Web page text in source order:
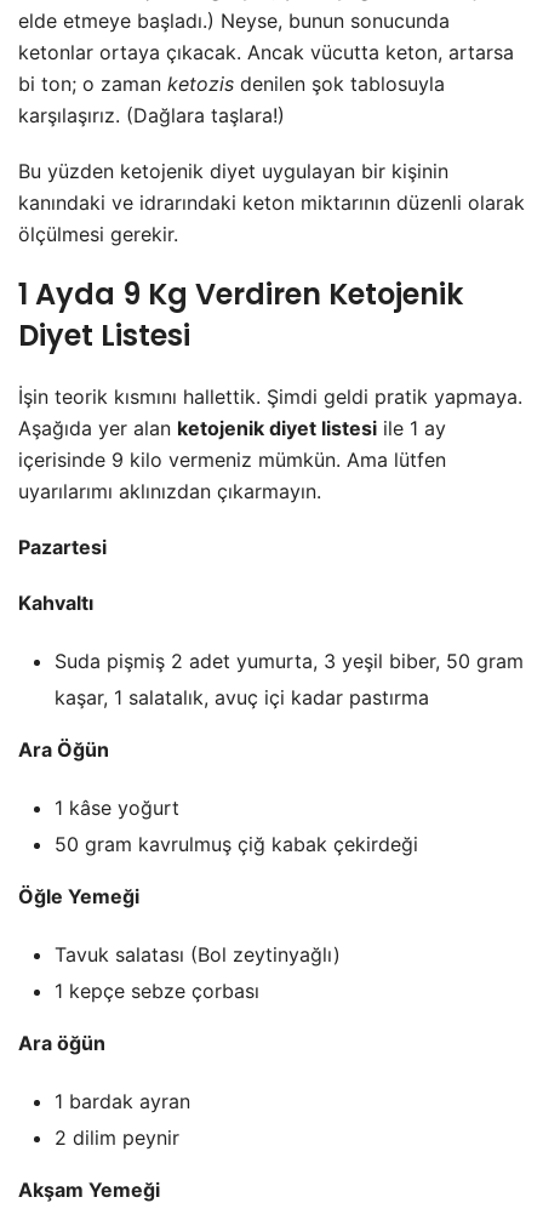
elde etmeye başladı.) Neyse, bunun sonucunda
ketonlar ortaya çıkacak. Ancak vücutta keton, artarsa
bi ton; o zaman ketozis denilen şok tablosuyla
karşılaşırız. (Dağlara taşlara!)
Bu yüzden ketojenik diyet uygulayan bir kişinin
kanındaki ve idrarındaki keton miktarının düzenli olarak
ölçülmesi gerekir.
1 Ayda 9 Kg Verdiren Ketojenik
Diyet Listesi
İşin teorik kısmını hallettik. Şimdi geldi pratik yapmaya.
Aşağıda yer alan ketojenik diyet listesi ile 1 ay
içerisinde 9 kilo vermeniz mümkün. Ama lütfen
uyarılarımı aklınızdan çıkarmayın.
Pazartesi
Kahvaltı
Suda pişmiş 2 adet yumurta, 3 yeşil biber, 50 gram
kaşar, 1 salatalık, avuç içi kadar pastırma
Ara Öğün
1 kâse yoğurt
50 gram kavrulmuş çiğ kabak çekirdeği
Öğle Yemeği
Tavuk salatası (Bol zeytinyağlı)
1 kepçe sebze çorbası
Ara öğün
1 bardak ayran
2 dilim peynir
Akşam Yemeği